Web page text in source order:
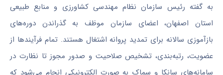
به گفته رئیس سازمان نظام مهندسی کشاورزی و منابع طبیعی
استان اصفهان، اعضای سازمان موظف به گذراندن دوره‌های
بازآموزی سالانه برای تمدید پروانه اشتغال هستند. تمام فرآیندها از
عضویت، رتبه‌بندی، تشخیص صلاحیت و صدور مجوز تا نظارت در
سامانه‌های سانکا و سماک به صورت الکترونیکی انجام می‌شود که